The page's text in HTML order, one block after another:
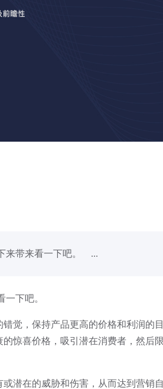
来带来看一下吧。 ...
下吧。
，保持产品更高的价格和利润的
惊喜价格，吸引潜在消费者，然后
在的威胁和伤害，从而达到营销